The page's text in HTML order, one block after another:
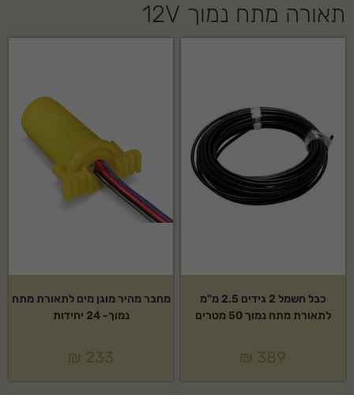
תאורה מתח נמוך 12V
כבל חשמל 2 גידים 2.5 מ"מ
לתאורת מתח נמוך 50 מטרים
₪ 389
מחבר מהיר מוגן מים לתאורת מתח
נמוך- 24 יחידות
₪ 233